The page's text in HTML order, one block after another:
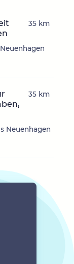
35 km
Neuenhagen
35 km